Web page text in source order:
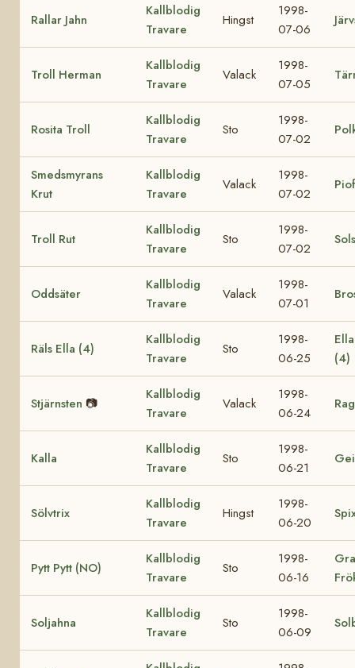
Rallar Jahn
Kallblodig
Travare
Hingst
1998-
07-06
Troll Herman
Kallblodig
Travare
Valack
1998-
07-05
Rosita Troll
Kallblodig
Travare
Sto
1998-
07-02
Smedsmyrans
Krut
Kallblodig
Travare
Valack
1998-
07-02
Troll Rut
Kallblodig
Travare
Sto
1998-
07-02
Oddsäter
Kallblodig
Travare
Valack
1998-
07-01
Räls Ella (4)
Kallblodig
Travare
Sto
1998-
06-25
(4)
Stjärnsten 📷
Kallblodig
Travare
Valack
1998-
06-24
Kalla
Kallblodig
Travare
Sto
1998-
06-21
Sölvtrix
Kallblodig
Travare
Hingst
1998-
06-20
Pytt Pytt (NO)
Kallblodig
Travare
Sto
1998-
06-16
Soljahna
Kallblodig
Travare
Sto
1998-
06-09